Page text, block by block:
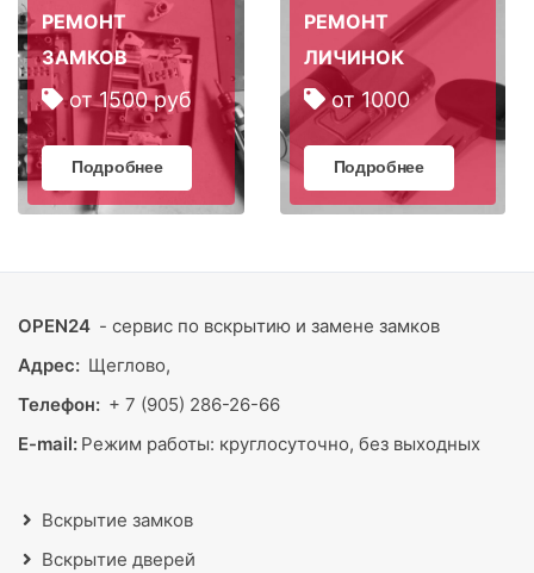
РЕМОНТ
ЗАМКОВ
от 1500 руб
Подробнее
РЕМОНТ
ЛИЧИНОК
от 1000
Подробнее
OPEN24 - сервис по вскрытию и замене замков
Адрес: Щеглово,
Телефон: + 7 (905) 286-26-66
E-mail: Режим работы: круглосуточно, без выходных
Вскрытие замков
Вскрытие дверей